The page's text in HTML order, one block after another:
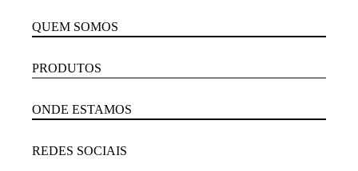
QUEM SOMOS
PRODUTOS
ONDE ESTAMOS
REDES SOCIAIS